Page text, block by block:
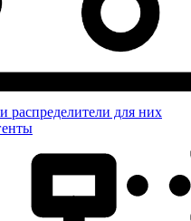
распределители для них